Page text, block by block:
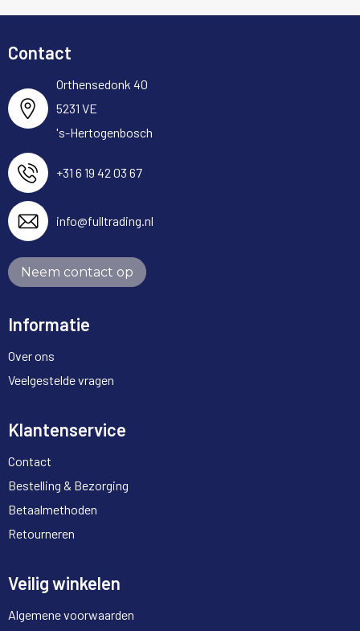
Contact
Orthensedonk 40
5231 VE
's-Hertogenbosch
+31 6 19 42 03 67
info@fulltrading.nl
Neem contact op
Informatie
Over ons
Veelgestelde vragen
Klantenservice
Contact
Bestelling & Bezorging
Betaalmethoden
Retourneren
Veilig winkelen
Algemene voorwaarden